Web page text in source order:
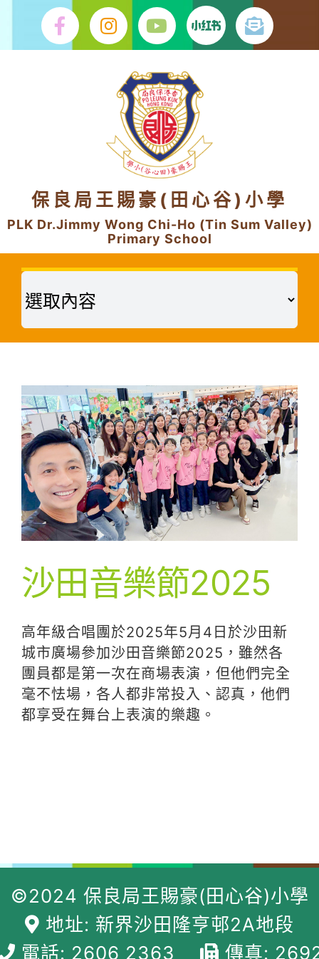
content
保良局王賜豪(田心谷)小學
PLK Dr.Jimmy Wong Chi-Ho (Tin Sum Valley)
Primary School
沙田音樂節2025
高年級合唱團於2025年5月4日於沙田新
城市廣場參加沙田音樂節2025，雖然各
團員都是第一次在商場表演，但他們完全
毫不怯場，各人都非常投入、認真，他們
都享受在舞台上表演的樂趣。
©2024 保良局王賜豪(田心谷)小學
地址: 新界沙田隆亨邨2A地段
電話: 2606 2363
傳真: